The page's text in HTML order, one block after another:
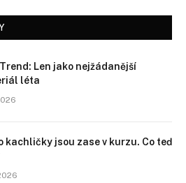
Len jako nejžádanější
léta
kachličky jsou zase v kurzu. Co teď